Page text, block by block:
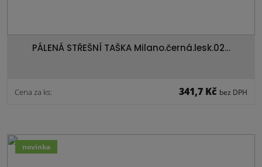
PÁLENÁ STŘEŠNÍ TAŠKA Milano.černá.lesk.02…
Cena za ks: 341,7 Kč bez DPH
novinka